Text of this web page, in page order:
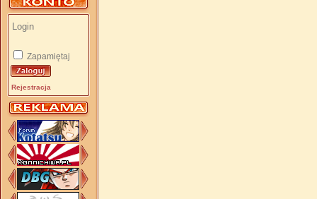
Zapamiętaj
Rejestracja